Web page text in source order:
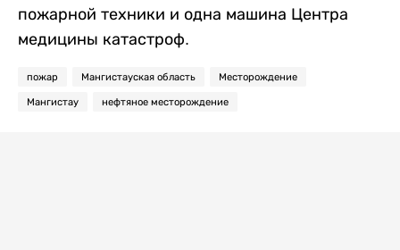
пожарной техники и одна машина Центра
медицины катастроф.
пожар Мангистауская область Месторождение
Мангистау нефтяное месторождение